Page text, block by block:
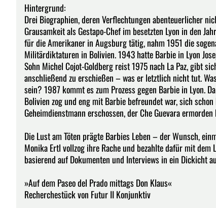
Hintergrund:
Drei Biographien, deren Verflechtungen abenteuerlicher
Grausamkeit als Gestapo-Chef im besetzten Lyon in den
für die Amerikaner in Augsburg tätig, nahm 1951 die
Militärdiktaturen in Bolivien. 1943 hatte Barbie in Lyon
Sohn Michel Cojot-Goldberg reist 1975 nach La Paz, gibt
anschließend zu erschießen – was er letztlich nicht tut.
sein? 1987 kommt es zum Prozess gegen Barbie in Lyon.
Bolivien zog und eng mit Barbie befreundet war, sich
Geheimdienstmann erschossen, der Che Guevara
Die Lust am Töten prägte Barbies Leben – der Wunsch,
Monika Ertl vollzog ihre Rache und bezahlte dafür mit
basierend auf Dokumenten und Interviews in ein Dickicht
»Auf dem Paseo del Prado mittags Don Klaus«
Recherchestück von Futur II Konjunktiv